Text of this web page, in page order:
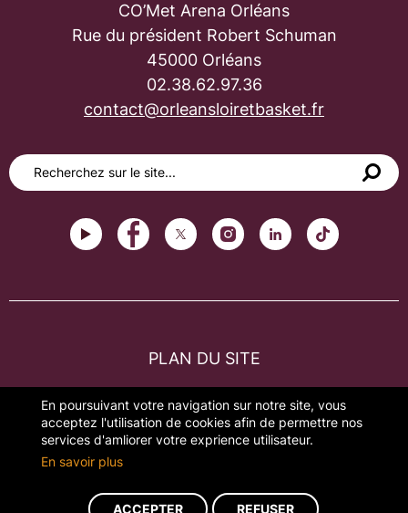
En poursuivant votre navigation sur notre site, vous
acceptez l'utilisation de cookies afin de permettre nos
services d'amliorer votre exprience utilisateur.
En savoir plus
ACCEPTER REFUSER
CO’Met Arena Orléans
Rue du président Robert Schuman
45000 Orléans
02.38.62.97.36
contact@orleansloiretbasket.fr
PLAN DU SITE
FAQ
MENTIONS LÉGALES
GESTION DES COOKIES